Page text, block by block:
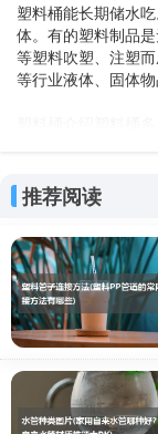
塑料桶能长期储水
体。有的塑料制品
等塑料吹塑、注塑
等行业液体、固体物
塑料桶介绍塑料桶
包装具有良好的特
的危险品包装。
塑料桶的材料多采
塑、滚塑而成，多
机电等行业液体、
1000L集装塑料桶。
生产的塑料桶容量
有些产品可用于热
盛装物充分冷却并
60℃到零下40℃性
推荐阅读